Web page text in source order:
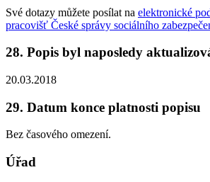
Své dotazy můžete posílat na elektronické
pracovišť České správy sociálního
28. Popis byl naposledy
20.03.2018
29. Datum konce platnosti popisu
Bez časového omezení.
Úřad